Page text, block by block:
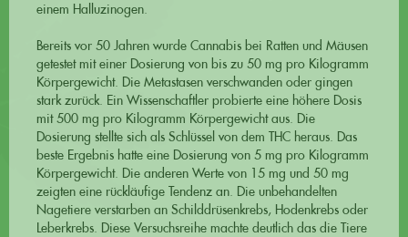
einem Halluzinogen.
Bereits vor 50 Jahren wurde Cannabis bei Ratten und Mäusen
getestet mit einer Dosierung von bis zu 50 mg pro Kilogramm
Körpergewicht. Die Metastasen verschwanden oder gingen
stark zurück. Ein Wissenschaftler probierte eine höhere Dosis
mit 500 mg pro Kilogramm Körpergewicht aus. Die
Dosierung stellte sich als Schlüssel von dem THC heraus. Das
beste Ergebnis hatte eine Dosierung von 5 mg pro Kilogramm
Körpergewicht. Die anderen Werte von 15 mg und 50 mg
zeigten eine rückläufige Tendenz an. Die unbehandelten
Nagetiere verstarben an Schilddrüsenkrebs, Hodenkrebs oder
Leberkrebs. Diese Versuchsreihe machte deutlich das die Tiere